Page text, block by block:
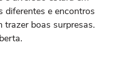
diferentes e encontros
trazer boas surpresas.